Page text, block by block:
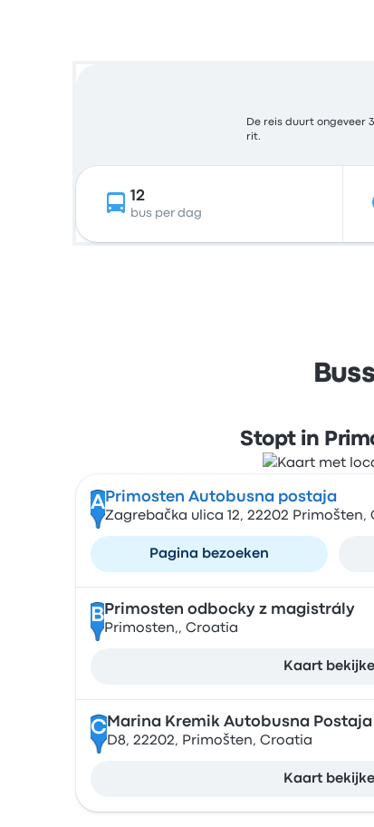
De reis duurt ongeveer
rit.
12
bus per dag
Stopt in
A Primosten Autobusna postaja
Zagrebačka ulica 12, 22202 Primošten,
Pagina bezoeken
B Primosten odbocky z magistrály
Primosten,, Croatia
Kaart
CMarina Kremik Autobusna Postaja
D8, 22202, Primošten, Croatia
Kaart